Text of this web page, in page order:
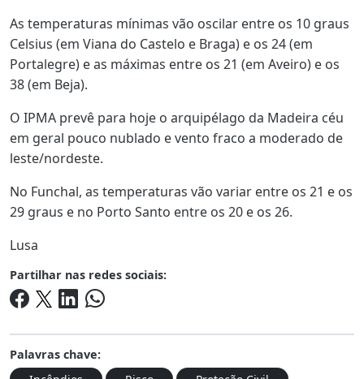
As temperaturas mínimas vão oscilar entre os 10 graus
Celsius (em Viana do Castelo e Braga) e os 24 (em
Portalegre) e as máximas entre os 21 (em Aveiro) e os
38 (em Beja).
O IPMA prevê para hoje o arquipélago da Madeira céu
em geral pouco nublado e vento fraco a moderado de
leste/nordeste.
No Funchal, as temperaturas vão variar entre os 21 e os
29 graus e no Porto Santo entre os 20 e os 26.
Lusa
Partilhar nas redes sociais:
Palavras chave: